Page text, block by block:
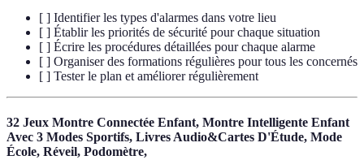
[ ] Identifier les types d'alarmes dans votre lieu
[ ] Établir les priorités de sécurité pour chaque situation
[ ] Écrire les procédures détaillées pour chaque alarme
[ ] Organiser des formations régulières pour tous les concernés
[ ] Tester le plan et améliorer régulièrement
32 Jeux Montre Connectée Enfant, Montre Intelligente Enfant
Avec 3 Modes Sportifs, Livres Audio&Cartes D'Étude, Mode
École, Réveil, Podomètre,